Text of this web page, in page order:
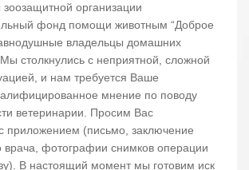
организации
фонд помощи животным “Доброе
владельцы домашних
столкнулись с неприятной, сложной
и нам требуется Ваше
мнение по поводу
ветеринарии. Просим Вас
приложением (письмо, заключение
врача, фотографии снимков операции
В настоящий момент мы готовим иск